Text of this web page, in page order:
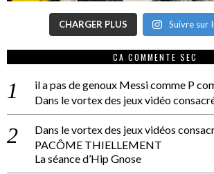
CHARGER PLUS Suivre sur
CA COMMENTE SEC
il a pas de genoux Messi comme P
Dans le vortex des jeux vidéo
Dans le vortex des jeux vidéos
PACÔME THIELLEMENT
La séance d’Hip Gnose